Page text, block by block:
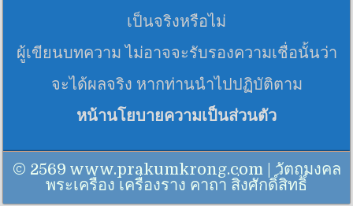
เป็นจริงหรือไม่
ผู้เขียนบทความ ไม่อาจจะรับรองความเชื่อนั้นว่า
จะได้ผลจริง หากท่านนำไปปฏิบัติตาม
หน้านโยบายความเป็นส่วนตัว
© 2569 www.prakumkrong.com | วัตถุมงคล
พระเครื่อง เครื่องราง คาถา สิ่งศักดิ์สิทธิ์